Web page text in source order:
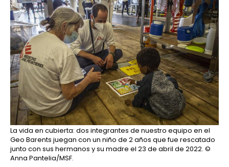
La vida en cubierta: dos integrantes de nuestro equipo en el
Geo Barents juegan con un niño de 2 años que fue rescatado
junto con sus hermanos y su madre el 23 de abril de 2022. ©
Anna Pantelia/MSF.